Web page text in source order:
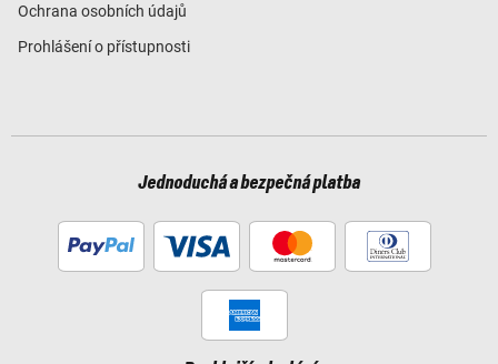
Ochrana osobních údajů
Prohlášení o přístupnosti
Jednoduchá a bezpečná platba